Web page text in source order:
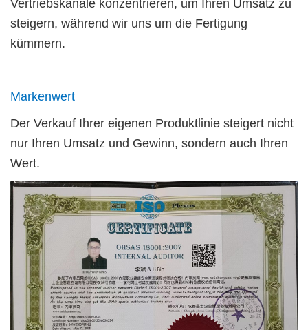
Vertriebskanäle konzentrieren, um Ihren Umsatz zu
steigern, während wir uns um die Fertigung
kümmern.
Markenwert
Der Verkauf Ihrer eigenen Produktlinie steigert nicht
nur Ihren Umsatz und Gewinn, sondern auch Ihren
Wert.